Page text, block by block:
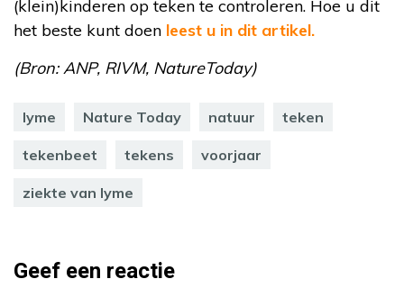
(klein)kinderen op teken te controleren. Hoe u dit
het beste kunt doen leest u in dit artikel.
(Bron: ANP, RIVM, NatureToday)
lyme Nature Today natuur teken
tekenbeet tekens voorjaar
ziekte van lyme
Geef een reactie